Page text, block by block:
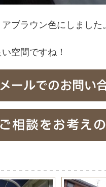
ブラウン色にしました
空間ですね！